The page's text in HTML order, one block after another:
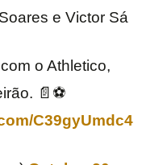
e Victor Sá
o Athletico,
📄⚽️
C39gyUmdc4